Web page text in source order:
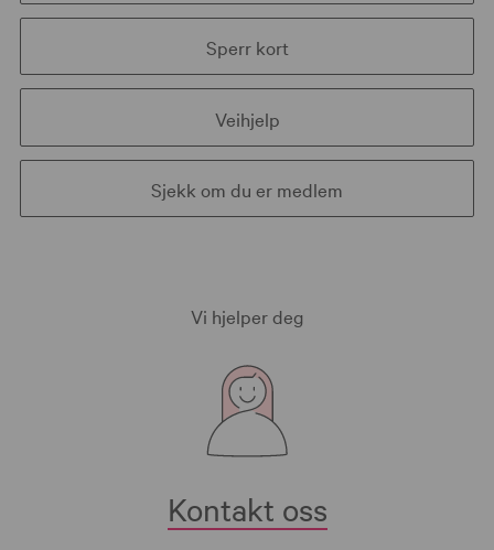
Sperr kort
Veihjelp
Sjekk om du er medlem
Vi hjelper deg
Kontakt oss